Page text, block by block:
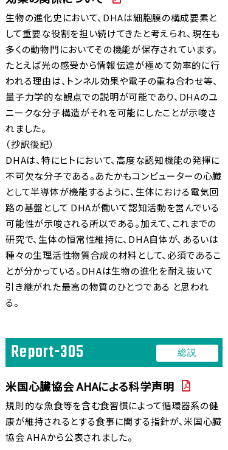
2019年 03月
●DHA による血液脳関門の通過に関する内容を追
加いたしました。
Report-204（血液脳関門）～ Report-209（血液
脳関門）
●DHA による作用機序に関する内容を追加いたしま
した。
Report-011（作用機序）～ Report-015（作用機
序）
2017年 03月
●DHA による血液脳関門の通過に関する内容を追
加いたしました。
Report-201（血液脳関門）～ Report-203（血液
脳関門）
2016年 07月
●DHA による認知機能に関する臨床試験を追加いた
しました。
Report-101（臨床試験）～ Report-106（臨床試
●2016 年 06 月に掲載しました作用機序は、順番を
並べかえました。
Report-001（作用機序）～ Report-010（作用機
序）
2016年 06月
●DHA Lab.（DHAラボ）特設サイトを開設いたしまし
た。
生物の進化史において、DHAは細胞膜の構成要素と
して重要な役割を担い続けてきたと考えられ、現在も
多くの動物門においてその機能が保存されています。
たとえば光の感受から情報伝達が極めて効率的に行
われる理由は、トンネル効果や電子の重ね合わせ等、
量子力学的な観点での説明が可能であり、DHAのユ
ニークな分子構造がそれを可能にしたことが示唆さ
れました。
（抄訳後記）
DHAは、特にヒトにおいて、高度な認知機能の発揮に
不可欠な分子である。あたかもコンピューターの心臓
として半導体が機能するように、生体における電気回
路の基盤として DHAが働いて認知活動を営んでいる
可能性が示唆される所以である。加えて、これまでの
研究で、生体の恒常性維持に、DHA自体が、あるいは
種々の生理活性物質合成の材料として、必須であるこ
とが分かっている。DHAは生物の進化を耐え抜いて
引き継がれた最高の物質のひとつである と思われ
る。
Report-305 総説
米国心臓協会 AHAによる科学声明
規則的な魚食等を含む食習慣によって循環器系の健
康が維持されるとする食事に関する指針が、米国心臓
協会 AHAから公表されました。